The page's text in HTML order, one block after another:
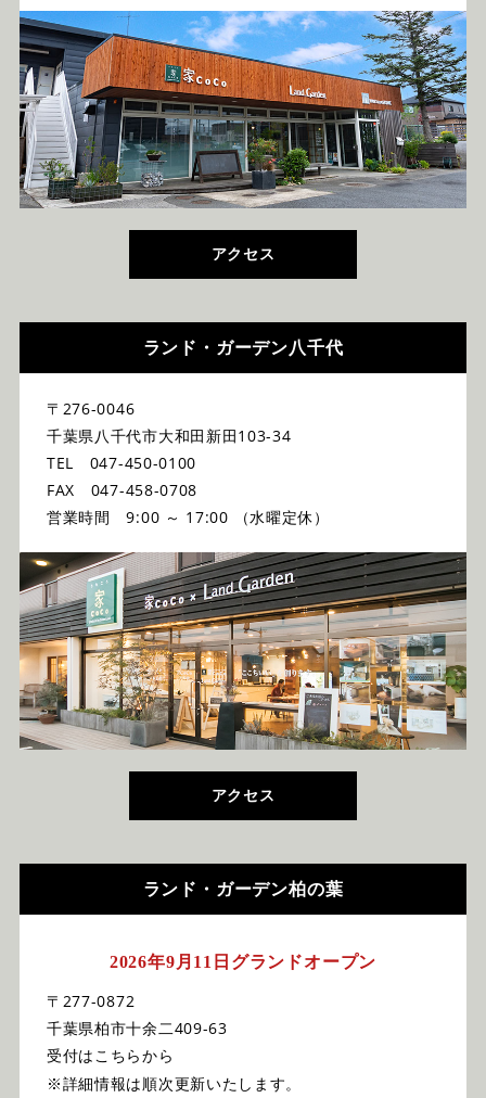
アクセス
ランド・ガーデン八千代
〒276-0046
千葉県八千代市大和田新田103-34
TEL 047-450-0100
FAX 047-458-0708
営業時間 9:00 ～ 17:00 （水曜定休）
アクセス
ランド・ガーデン柏の葉
2026年9月11日グランドオープン
〒277-0872
千葉県柏市十余二409-63
受付はこちらから
※詳細情報は順次更新いたします。